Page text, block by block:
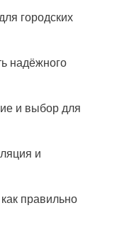
городских
надёжного
и выбор для
и
правильно